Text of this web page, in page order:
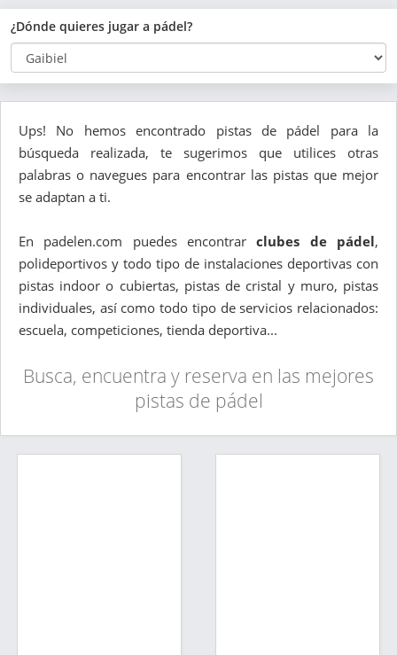
¿Dónde quieres jugar a pádel?
Ups! No hemos encontrado pistas de pádel para la
búsqueda realizada, te sugerimos que utilices otras
palabras o navegues para encontrar las pistas que mejor
se adaptan a ti.
En padelen.com puedes encontrarclubes de pádel,
polideportivos y todo tipo de instalaciones deportivas con
pistas indoor o cubiertas, pistas de cristal y muro, pistas
individuales, así como todo tipo de servicios relacionados:
escuela, competiciones, tienda deportiva...
Busca, encuentra y reserva en las mejores
pistas de pádel